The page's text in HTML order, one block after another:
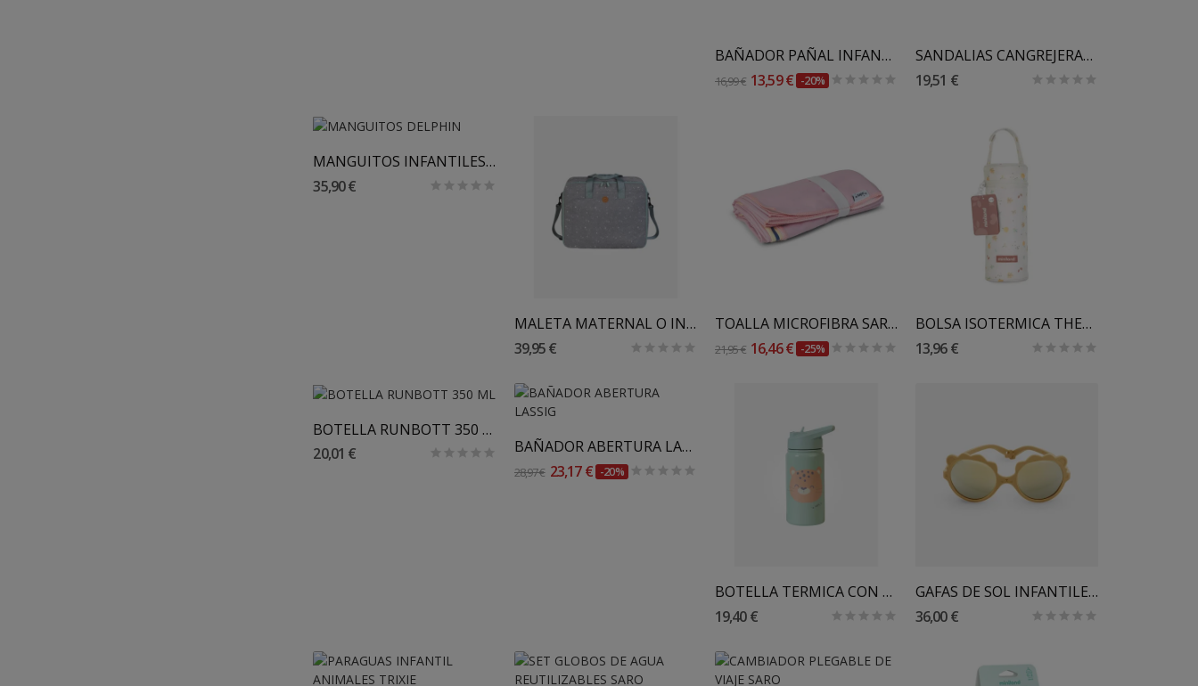
BAÑADOR PAÑAL INFANTIL BIMBIDREAMS
16,99 € 13,59 € -20%
SANDALIAS CANGREJERAS LASSIG
19,51 €
MANGUITOS INFANTILES DELPHIN
35,90 €
MALETA MATERNAL O INFANTIL SARO
39,95 €
TOALLA MICROFIBRA SARO
21,95 € 16,46 € -25%
Añadir Al Carrito
BOLSA ISOTERMICA THERMIBAG VALENCIA MINILAND
13,96 €
BOTELLA RUNBOTT 350 ML
20,01 €
Añadir Al Carrito
BAÑADOR ABERTURA LASSIG
28,97 € 23,17 € -20%
BOTELLA TERMICA CON PAJITA SARO 350 ML
19,40 €
GAFAS DE SOL INFANTILES LION
36,00 €
Añadir Al Carrito Añadir Al Carrito Añadir Al Carrito